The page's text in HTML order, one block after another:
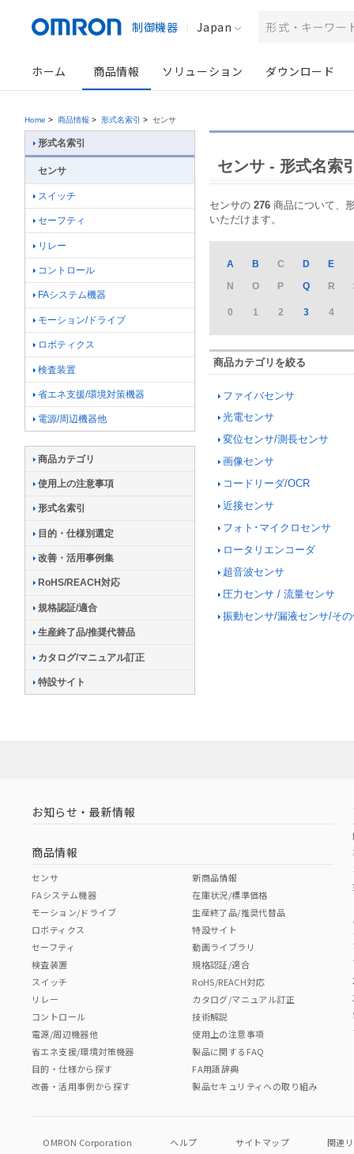
制御機器 Japan
ホーム 商品情報 ソリューション ダウンロード
Home > 商品情報 > 形式名索引 > センサ
センサ - 形式名索
センサの 276 商品について、
いただけます。
A B C D E
N
O P Q R
0 1 2 3 4
商品カテゴリを絞る
ファイバセンサ
光電センサ
変位センサ/測長センサ
画像センサ
コードリーダ/OCR
近接センサ
フォト･マイクロセンサ
ロータリエンコーダ
超音波センサ
圧力センサ / 流量センサ
振動センサ/漏液センサ/そ
形式名索引
センサ
スイッチ
セーフティ
リレー
コントロール
FAシステム機器
モーション/ドライブ
ロボティクス
検査装置
省エネ支援/環境対策機器
電源/周辺機器他
商品カテゴリ
使用上の注意事項
形式名索引
目的・仕様別選定
改善・活用事例集
RoHS/REACH対応
規格認証/適合
生産終了品/推奨代替品
カタログ/マニュアル訂正
特設サイト
お知らせ・最新情報
商品情報
センサ
FAシステム機器
モーション/ドライブ
ロボティクス
セーフティ
検査装置
スイッチ
リレー
コントロール
電源/周辺機器他
省エネ支援/環境対策機器
目的・仕様から探す
改善・活用事例から探す
新商品情報
在庫状況/標準価格
生産終了品/推奨代替品
特設サイト
動画ライブラリ
規格認証/適合
RoHS/REACH対応
カタログ/マニュアル訂正
技術解説
使用上の注意事項
製品に関するFAQ
FA用語辞典
製品セキュリティへの取り組み
OMRON Corporation ヘルプ サイトマップ 関連